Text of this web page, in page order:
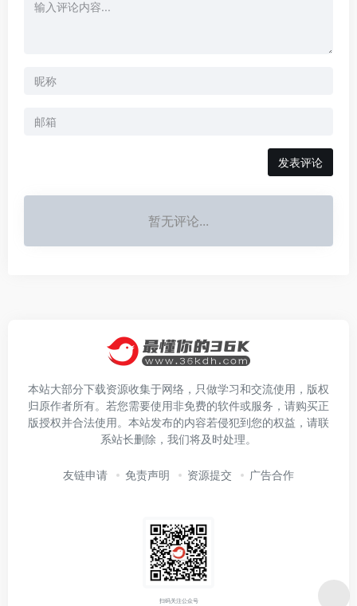
发表评论
暂无评论...
本站大部分下载资源收集于网络，只做学习和交流使用，版权
归原作者所有。若您需要使用非免费的软件或服务，请购买正
版授权并合法使用。本站发布的内容若侵犯到您的权益，请联
系站长删除，我们将及时处理。
友链申请 免责声明 资源提交 广告合作
扫码关注公众号